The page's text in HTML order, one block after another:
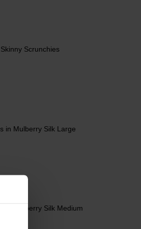
Scrunchies
in Mulberry Silk Large
in Mulberry Silk Medium